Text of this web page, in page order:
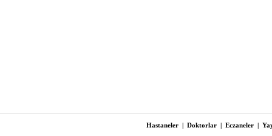
Hastaneler | Doktorlar | Eczaneler |